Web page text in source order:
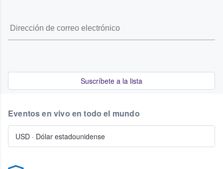
Suscríbete a la lista
Eventos en vivo en todo el mundo
USD · Dólar estadounidense